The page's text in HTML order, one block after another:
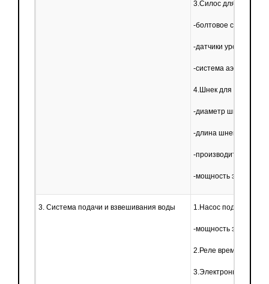
3.Силос для цемента
-болтовое
-датчики уровня
-система аэрации
4.Шнек для цемента
-диаметр шнека: 219
-длина шнека: 9000
-
-мощность
3. Система подачи и взвешивания воды 1.Насос подачи воды
-мощность
2.Реле времени: 1
3.Электронная